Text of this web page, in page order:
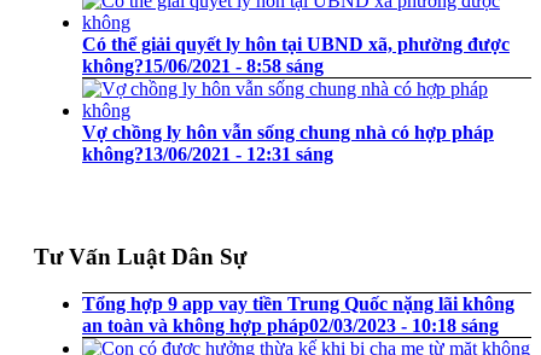
Có thể giải quyết ly hôn tại UBND xã, phường được
không?15/06/2021 - 8:58 sáng
Vợ chồng ly hôn vẫn sống chung nhà có hợp pháp
không?13/06/2021 - 12:31 sáng
Tư Vấn Luật Dân Sự
Tổng hợp 9 app vay tiền Trung Quốc nặng lãi không
an toàn và không hợp pháp02/03/2023 - 10:18 sáng